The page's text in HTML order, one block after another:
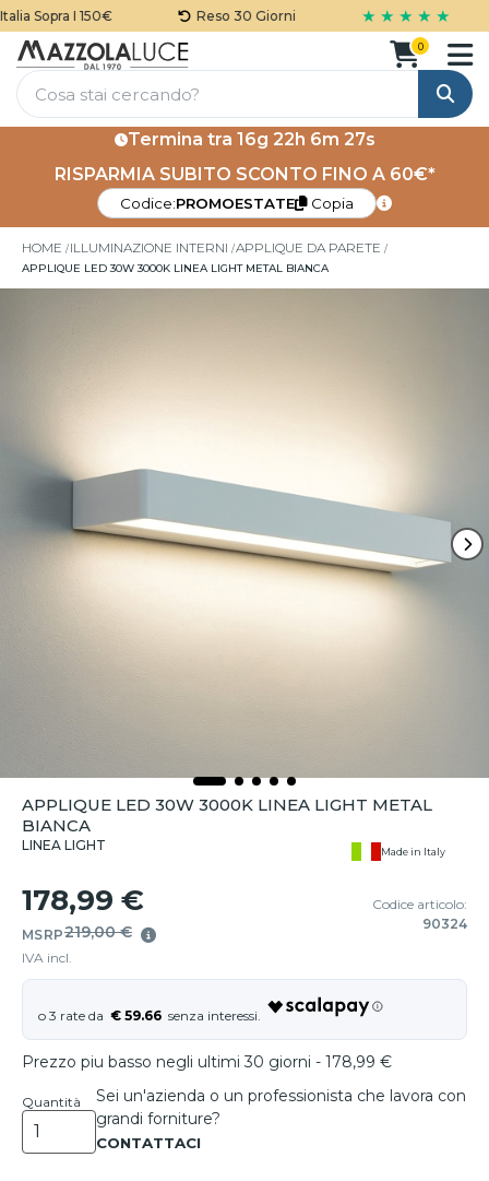
Sopra I 150€ Reso 30 Giorni ★ ★ ★ ★ ★
Cerca
0
Termina tra 16g 22h 6m 26s
RISPARMIA SUBITO SCONTO FINO A 60€*
Codice:PROMOESTATE Copia
HOME ILLUMINAZIONE INTERNI APPLIQUE DA PARETE
APPLIQUE LED 30W 3000K LINEA LIGHT METAL BIANCA
APPLIQUE LED 30W 3000K LINEA LIGHT METAL
BIANCA
LINEA LIGHT Made in Italy
178,99 €
MSRP219,00 €
IVA incl.
Codice articolo:
90324
€ 59.66
Prezzo piu basso negli ultimi 30 giorni - 178,99 €
Quantità
Sei un'azienda o un professionista che lavora con
grandi forniture?